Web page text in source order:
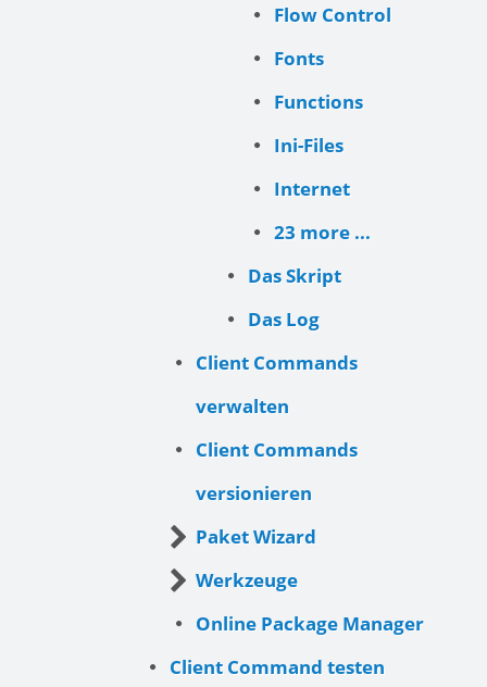
Flow Control
Fonts
Functions
Ini-Files
Internet
23 more ...
Das Skript
Das Log
Client Commands
verwalten
Client Commands
versionieren
Paket Wizard
Werkzeuge
Online Package Manager
Client Command testen